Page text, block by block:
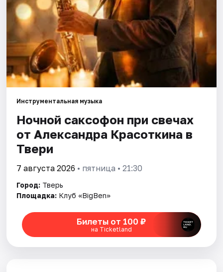
Города
Площадки
Артисты
Инструментальная музыка
Ночной саксофон при свечах
от Александра Красоткина в
Твери
7 августа 2026 • пятница • 21:30
Город: Тверь
Площадка: Клуб «BigBen»
Билеты от 100 ₽
на Ticketland